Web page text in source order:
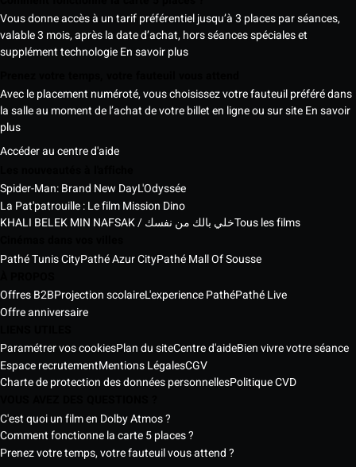
Vous donne accès à un tarif préférentiel jusqu’à 3 places par séances,
valable 3 mois, après la date d’achat, hors séances spéciales et
supplément technologieEn savoir plus
Avec le placement numéroté, vous choisissez votre fauteuil préféré dans
la salle au moment de l’achat de votre billet en ligne ou sur siteEn savoir
plus
Accéder au centre d'aide
Spider-Man: Brand New DayL'Odyssée
La Pat'patrouille : Le film Mission Dino
KHALI BELEK MIN NAFSAK / خلي بالك من نفسكTous les films
Pathé Tunis CityPathé Azur CityPathé Mall Of Sousse
Offres B2BProjection scolaireL'experience PathéPathé Live
Offre anniversaire
Paramétrer vos cookiesPlan du siteCentre d'aideBien vivre votre séance
Espace recrutementMentions LégalesCGV
Charte de protection des données personnellesPolitique CVD
C'est quoi un film en Dolby Atmos ?
Comment fonctionne la carte 5 places ?
Prenez votre temps, votre fauteuil vous attend ?